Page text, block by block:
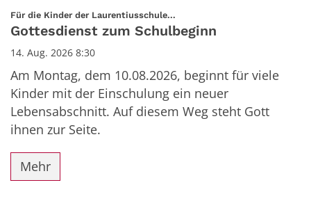
Datum: 14. August 2026
Für die Kinder der Laurentiusschule...
Gottesdienst zum Schulbeginn
14. Aug. 2026 8:30
Am Montag, dem 10.08.2026, beginnt für viele
Kinder mit der Einschulung ein neuer
Lebensabschnitt. Auf diesem Weg steht Gott
ihnen zur Seite.
Mehr